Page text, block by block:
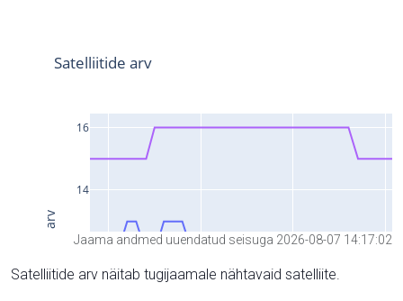
Jaama andmed uuendatud seisuga 2026-08-07 14:17:02
Satelliitide arv näitab tugijaamale nähtavaid satelliite.